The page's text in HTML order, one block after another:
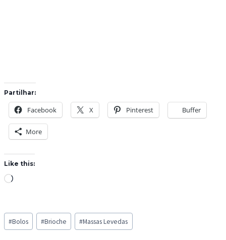
Partilhar:
Facebook X Pinterest Buffer
More
Like this:
L
d
i
Post
Tags:
#Bolos #Brioche #Massas Levedas